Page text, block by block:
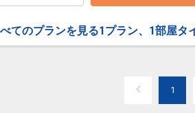
てのプランを見る1プラン、1部屋タ
1